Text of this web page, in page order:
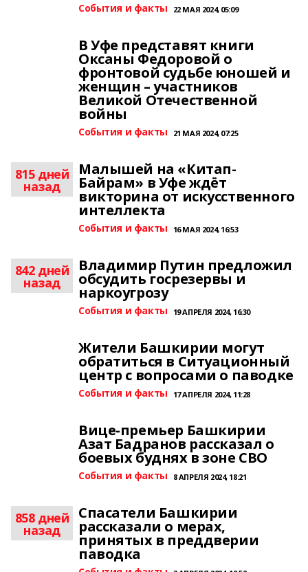
События и факты 22 МАЯ 2024, 05:09
В Уфе представят книги
Оксаны Федоровой о
фронтовой судьбе юношей и
женщин – участников
Великой Отечественной
войны
События и факты 21 МАЯ 2024, 07:25
815 дней
назад
Малышей на «Китап-
Байрам» в Уфе ждёт
викторина от искусственного
интеллекта
События и факты 16 МАЯ 2024, 16:53
842 дней
назад
Владимир Путин предложил
обсудить госрезервы и
наркоугрозу
События и факты 19 АПРЕЛЯ 2024, 16:30
Жители Башкирии могут
обратиться в Ситуационный
центр с вопросами о паводке
События и факты 17 АПРЕЛЯ 2024, 11:28
Вице-премьер Башкирии
Азат Бадранов рассказал о
боевых буднях в зоне СВО
События и факты 8 АПРЕЛЯ 2024, 18:21
858 дней
назад
Спасатели Башкирии
рассказали о мерах,
принятых в преддверии
паводка